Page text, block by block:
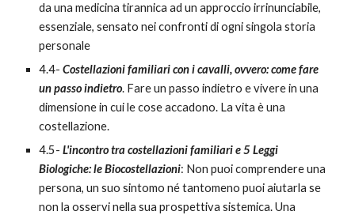
da una medicina tirannica ad un approccio irrinunciabile,
essenziale, sensato nei confronti di ogni singola storia
personale
4.4-Costellazioni familiari con i cavalli, ovvero: come fare
un passo indietro. Fare un passo indietro e vivere in una
dimensione in cui le cose accadono. La vita è una
costellazione.
4.5-L'incontro tra costellazioni familiari e 5 Leggi
Biologiche: le Biocostellazioni: Non puoi comprendere una
persona, un suo sintomo né tantomeno puoi aiutarla se
non la osservi nella sua prospettiva sistemica. Una